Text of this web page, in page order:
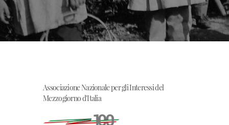
Associazione Nazionale per gli Interessi del
Mezzogiorno d'Italia